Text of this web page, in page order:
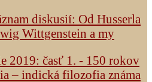
diskusií: Od Husserla
Wittgenstein a my
2019: časť 1. - 150 rokov
– indická filozofia známa